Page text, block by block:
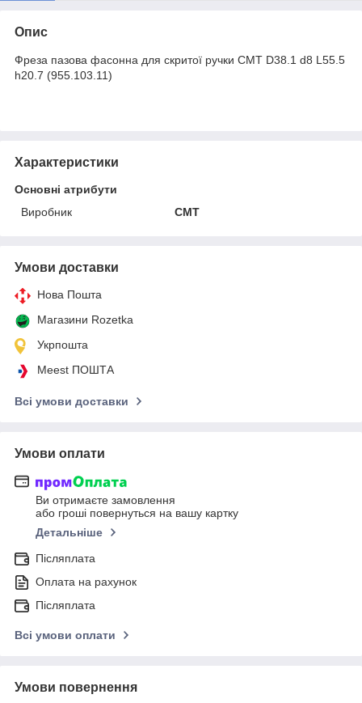
Опис
Фреза пазова фасонна для скритої ручки CMT D38.1 d8 L55.5
h20.7 (955.103.11)
Характеристики
Основні атрибути
Виробник
CMT
Умови доставки
Нова Пошта
Магазини Rozetka
Укрпошта
Meest ПОШТА
Всі умови доставки
Умови оплати
Ви отримаєте замовлення
або гроші повернуться на вашу картку
Детальніше
Післяплата
Оплата на рахунок
Післяплата
Всі умови оплати
Умови повернення